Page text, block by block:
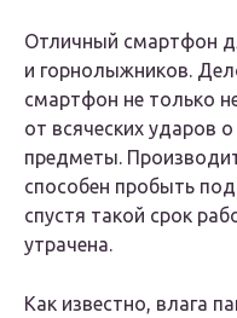
Отличный смартфон
и горнолыжников.
смартфон не только
от всяческих ударов
предметы.
способен пробыть
спустя такой срок
утрачена.
Как известно, влага